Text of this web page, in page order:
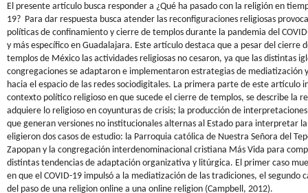
El presente artículo busca responder a ¿Qué ha pasado con la religión en
19? Para dar respuesta busca atender las reconfiguraciones religiosas
políticas de confinamiento y cierre de templos durante la pandemia del
y más específico en Guadalajara. Este artículo destaca que a pesar del cierre
templos de México las actividades religiosas no cesaron, ya que las distintas
congregaciones se adaptaron e implementaron estrategias de mediatización
hacia el espacio de las redes sociodigitales. La primera parte de este artículo
contexto político religioso en que sucede el cierre de templos, se describe la
adquiere lo religioso en coyunturas de crisis; la producción de
que generan versiones no institucionales alternas al Estado para interpretar
eligieron dos casos de estudio: la Parroquia católica de Nuestra Señora del
Zapopan y la congregación interdenominacional cristiana Más Vida para
distintas tendencias de adaptación organizativa y litúrgica. El primer caso
en que el COVID-19 impulsó a la mediatización de las tradiciones, el segundo
del paso de una religion online a una online religion (Campbell, 2012).